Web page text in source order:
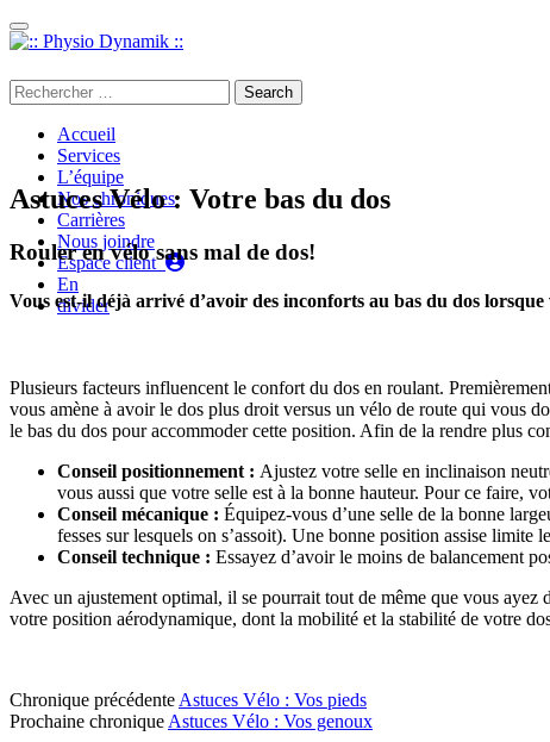
Passer au contenu
Search
for:
Accueil
Services
L’équipe
Nos chroniques
Carrières
Nous joindre
Espace client
En
divider
Astuces Vélo : Votre bas du dos
Rouler en vélo sans mal de dos!
Vous est-il déjà arrivé d’avoir des inconforts au bas du dos
Plusieurs facteurs influencent le confort du dos en roulant.
vous amène à avoir le dos plus droit versus un vélo de route qui vous
le bas du dos pour accommoder cette position. Afin de la rendre plus
Conseil positionnement : Ajustez votre selle en inclinaison
vous aussi que votre selle est à la bonne hauteur. Pour ce faire,
Conseil mécanique : Équipez-vous d’une selle de la bonne
fesses sur lesquels on s’assoit). Une bonne position assise
Conseil technique : Essayez d’avoir le moins de balancement
Avec un ajustement optimal, il se pourrait tout de même que vous
votre position aérodynamique, dont la mobilité et la stabilité de votre
Chronique précédente Astuces Vélo : Vos pieds
Prochaine chronique Astuces Vélo : Vos genoux